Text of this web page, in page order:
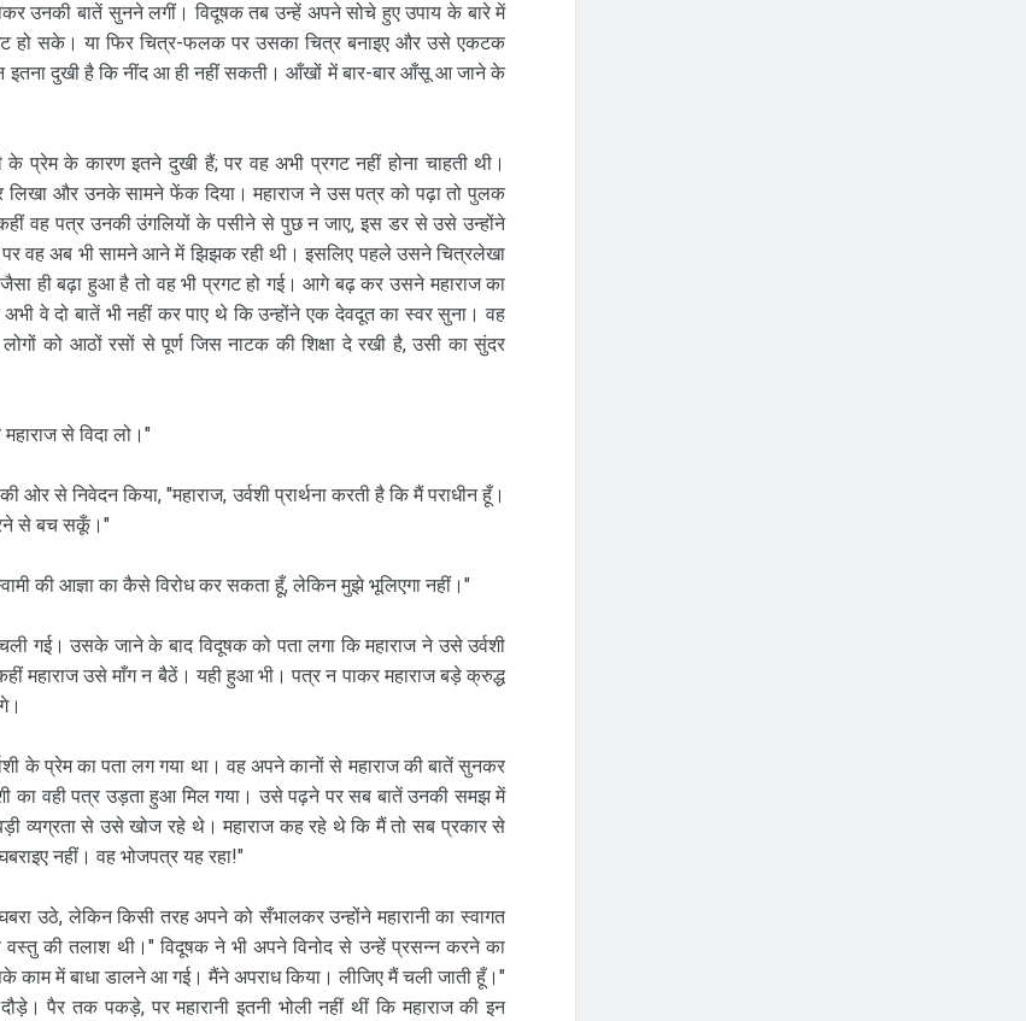
उनकी बातें सुनने लगीं। विदूषक तब उन्हें अपने सोचे हुए उपाय के बारे में
हो सके। या फिर चित्र-फलक पर उसका चित्र बनाइए और उसे एकटक
इतना दुखी है कि नींद आ ही नहीं सकती। आँखों में बार-बार आँसू आ जाने के
के प्रेम के कारण इतने दुखी हैं; पर वह अभी प्रगट नहीं होना चाहती थी।
और उनके सामने फेंक दिया। महाराज ने उस पत्र को पढ़ा तो पुलक
वह पत्र उनकी उंगलियों के पसीने से पुछ न जाए, इस डर से उसे उन्होंने
वह अब भी सामने आने में झिझक रही थी। इसलिए पहले उसने चित्रलेखा
ही बढ़ा हुआ है तो वह भी प्रगट हो गई। आगे बढ़ कर उसने महाराज का
वे दो बातें भी नहीं कर पाए थे कि उन्होंने एक देवदूत का स्वर सुना। वह
को आठों रसों से पूर्ण जिस नाटक की शिक्षा दे रखी है, उसी का सुंदर
से विदा लो।"
से निवेदन किया, "महाराज, उर्वशी प्रार्थना करती है कि मैं पराधीन हूँ।
से बच सकूँ।"
की आज्ञा का कैसे विरोध कर सकता हूँ, लेकिन मुझे भूलिएगा नहीं।"
गई। उसके जाने के बाद विदूषक को पता लगा कि महाराज ने उसे उर्वशी
महाराज उसे माँग न बैठें। यही हुआ भी। पत्र न पाकर महाराज बड़े क्रुद्ध
के प्रेम का पता लग गया था। वह अपने कानों से महाराज की बातें सुनकर
का वही पत्र उड़ता हुआ मिल गया। उसे पढ़ने पर सब बातें उनकी समझ में
व्यग्रता से उसे खोज रहे थे। महाराज कह रहे थे कि मैं तो सब प्रकार से
नहीं। वह भोजपत्र यह रहा!"
उठे, लेकिन किसी तरह अपने को सँभालकर उन्होंने महारानी का स्वागत
की तलाश थी।" विदूषक ने भी अपने विनोद से उन्हें प्रसन्न करने का
काम में बाधा डालने आ गई। मैंने अपराध किया। लीजिए मैं चली जाती हूँ।"
पैर तक पकड़े, पर महारानी इतनी भोली नहीं थीं कि महाराज की इन